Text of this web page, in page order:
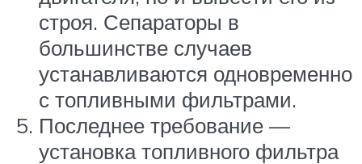
строя. Сепараторы в
большинстве случаев
устанавливаются одновременно
с топливными фильтрами.
Последнее требование —
установка топливного фильтра